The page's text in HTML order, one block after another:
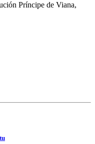
Príncipe de Viana,